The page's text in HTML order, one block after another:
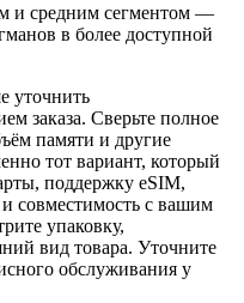
и средним сегментом —
в более доступной
уточнить
заказа. Сверьте полное
памяти и другие
тот вариант, который
поддержку eSIM,
совместимость с вашим
упаковку,
вид товара. Уточните
обслуживания у